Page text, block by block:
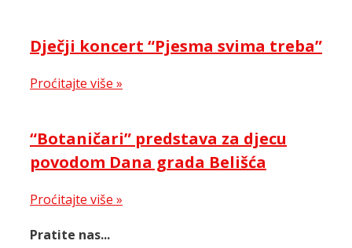
Dječji koncert “Pjesma svima treba”
Proćitajte više »
“Botaničari” predstava za djecu
povodom Dana grada Belišća
Proćitajte više »
Pratite nas...